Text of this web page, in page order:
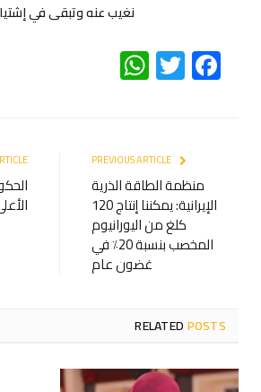
نغيب عنه وتبقى في
Facebook
Twitter
WhatsApp
منظمة الطاقة الذرية
الإيرانية: يمكننا إنتاج 120
كلغ من اليورانيوم
المخصب بنسبة 20٪ في
غضون عام
RELATEDPOSTS